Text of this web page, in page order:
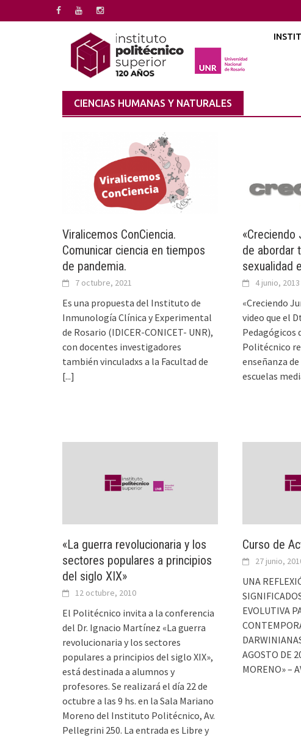
al
CIENCIAS HUMANAS Y NATURALES
Viralicemos ConCiencia.
Comunicar ciencia en tiempos
de pandemia.
7 octubre, 2021
Es una propuesta del Instituto de
Inmunología Clínica y Experimental
de Rosario (IDICER-CONICET- UNR),
con docentes investigadores
también vinculadxs a la Facultad de
[...]
«Creciendo
de abordar
sexualidad
4 junio, 2013
«Creciendo
video que el
Politécnico
enseñanza
escuelas
«La guerra revolucionaria y los
sectores populares a principios
del siglo XIX»
12 octubre, 2010
El Politécnico invita a la conferencia
del Dr. Ignacio Martínez «La guerra
revolucionaria y los sectores
populares a principios del siglo XIX»,
está destinada a alumnos y
profesores. Se realizará el día 22 de
octubre a las 9 hs. en la Sala Mariano
Moreno del Instituto Politécnico, Av.
Pellegrini 250. La entrada es Libre y
Curso de
27 junio,
UNA
EVOLUTIVA
AGOSTO DE
MORENO» –